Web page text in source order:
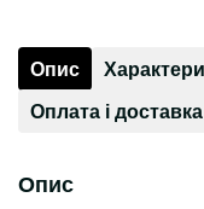
Опис
Оплата і доставка
Опис